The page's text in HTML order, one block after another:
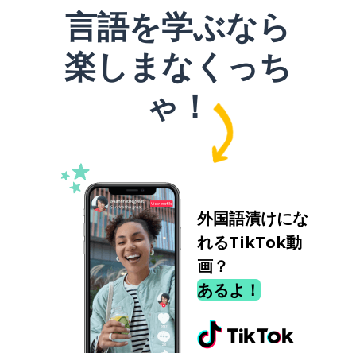
言語を学ぶなら
楽しまなくっち
ゃ！
外国語漬けにな
れるTikTok動
画？
あるよ！